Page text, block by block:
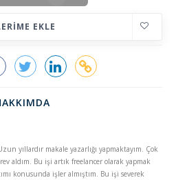
EKLE
yıllardır makale yazarlığı yapmaktayım. Çok
aldım. Bu işi artık freelancer olarak yapmak
konusunda işler almıştım. Bu işi severek